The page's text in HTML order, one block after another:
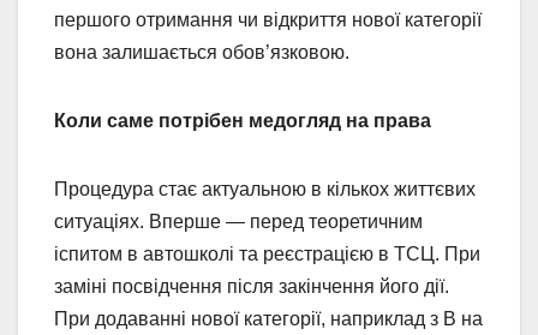
першого отримання чи відкриття нової категорії
вона залишається обов’язковою.
Коли саме потрібен медогляд на права
Процедура стає актуальною в кількох життєвих
ситуаціях. Вперше — перед теоретичним
іспитом в автошколі та реєстрацією в ТСЦ. При
заміні посвідчення після закінчення його дії.
При додаванні нової категорії, наприклад з B на